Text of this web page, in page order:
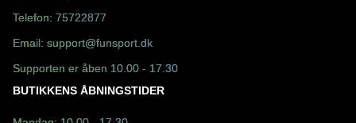
Telefon: 75722877
Email: support@funsport.dk
Supporten er åben 10.00 - 17.30
BUTIKKENS ÅBNINGSTIDER